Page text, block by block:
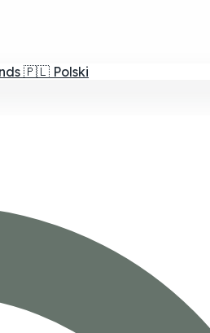
🇵🇱 Polski